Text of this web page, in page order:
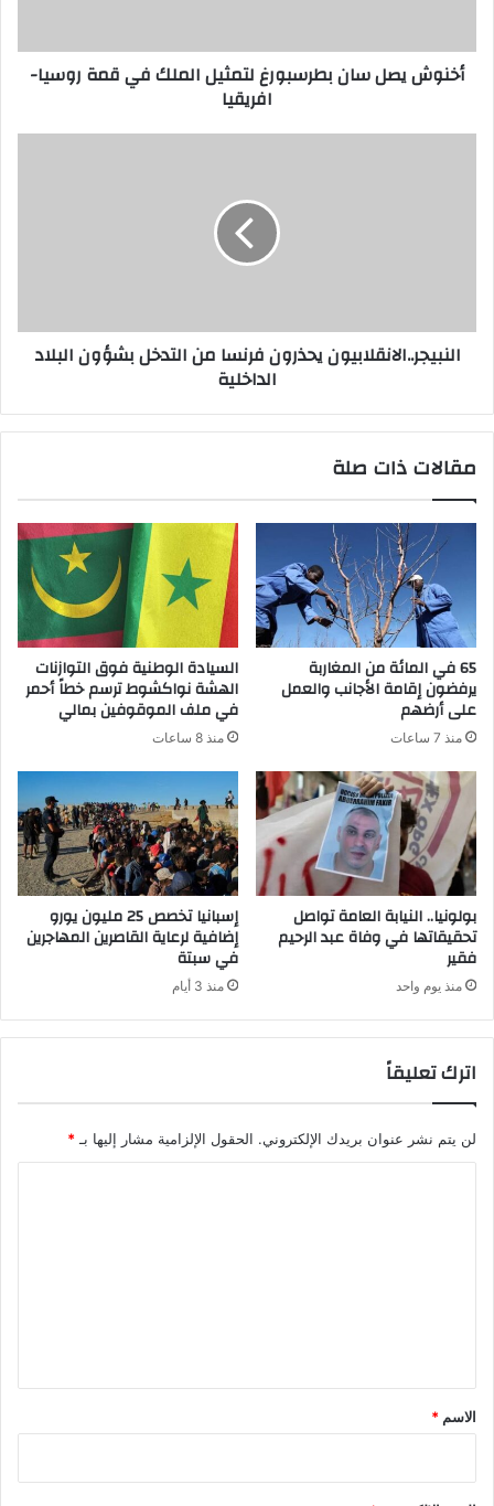
أخنوش يصل سان بطرسبورغ لتمثيل الملك في قمة روسيا-
افريقيا
النبيجر..الانقلابيون يحذرون فرنسا من التدخل بشؤون البلاد
الداخلية
مقالات ذات صلة
65 في المائة من المغاربة
يرفضون إقامة الأجانب والعمل
على أرضهم
منذ 7 ساعات
السيادة الوطنية فوق التوازنات
الهشة نواكشوط ترسم خطاً أحمر
في ملف الموقوفين بمالي
منذ 8 ساعات
بولونيا.. النيابة العامة تواصل
تحقيقاتها في وفاة عبد الرحيم
فقير
منذ يوم واحد
إسبانيا تخصص 25 مليون يورو
إضافية لرعاية القاصرين المهاجرين
في سبتة
منذ 3 أيام
اترك تعليقاً
لن يتم نشر عنوان بريدك الإلكتروني. الحقول الإلزامية مشار إليها بـ *
*
الاسم *